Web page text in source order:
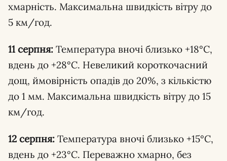
хмарність. Максимальна швидкість вітру до
5 км/год.
11 серпня: Температура вночі близько +18°C,
вдень до +28°C. Невеликий короткочасний
дощ, ймовірність опадів до 20%, з кількістю
до 1 мм. Максимальна швидкість вітру до 15
км/год.
12 серпня: Температура вночі близько +15°C,
вдень до +23°C. Переважно хмарно, без